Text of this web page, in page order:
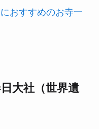
おすすめのお寺一
大社（世界遺